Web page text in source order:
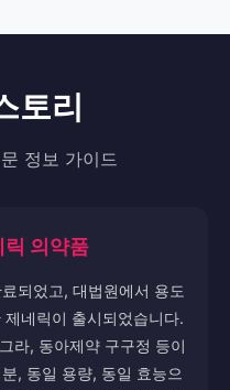
토리
정보 가이드
의약품
되었고, 대법원에서 용도
네릭이 출시되었습니다.
라, 동아제약 구구정 등이
, 동일 용량, 동일 효능으